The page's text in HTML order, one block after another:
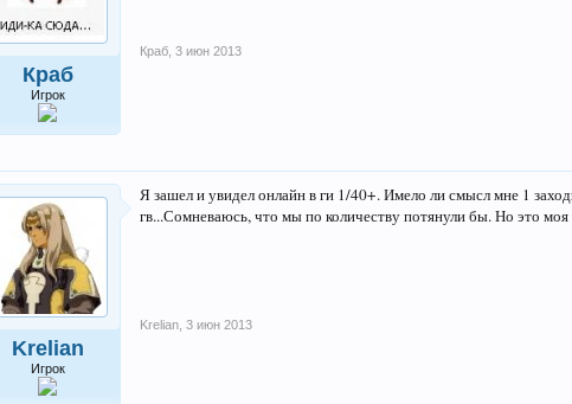
Краб
Игрок
Краб 3 июн 2013
Krelian
Игрок
Я зашел и увидел онлайн в ги 1/40+. Имело ли смысл мне 1
гв...Сомневаюсь, что мы по количеству потянули бы. Но это моя
Krelian 3 июн 2013